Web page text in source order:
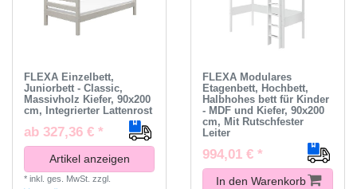
FLEXA Einzelbett,
Juniorbett - Classic,
Massivholz Kiefer, 90x200
cm, Integrierter Lattenrost
ab 327,36 € *
Artikel anzeigen
* inkl. ges. MwSt. zzgl.
FLEXA Modulares
Etagenbett, Hochbett,
Halbhohes bett für Kinder
- MDF und Kiefer, 90x200
cm, Mit Rutschfester
Leiter
994,01 € *
In den Warenkorb